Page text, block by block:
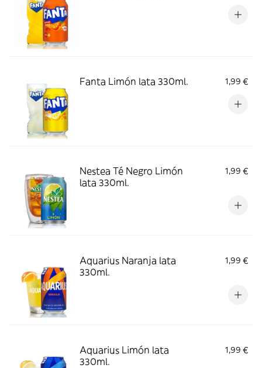
Fanta Limón lata 330ml. 1,99 €
Nestea Té Negro Limón
lata 330ml.
1,99 €
Aquarius Naranja lata
330ml.
1,99 €
Aquarius Limón lata
330ml.
1,99 €